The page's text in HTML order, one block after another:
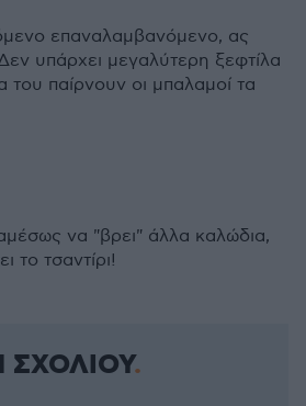
επαναλαμβανόμενο, ας
υπάρχει μεγαλύτερη ξεφτίλα
του παίρνουν οι μπαλαμοί τα
να "βρει" άλλα καλώδια,
το τσαντίρι!